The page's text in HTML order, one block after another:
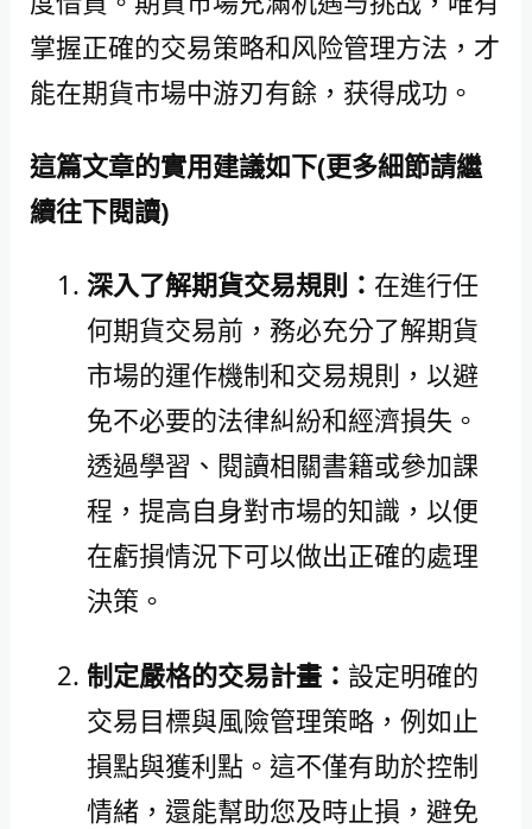
掌握正確的交易策略和风险管理方法，才
能在期貨市場中游刃有餘，获得成功。
這篇文章的實用建議如下(更多細節請繼
續往下閱讀)
深入了解期貨交易規則： 在進行任
何期貨交易前，務必充分了解期貨
市場的運作機制和交易規則，以避
免不必要的法律糾紛和經濟損失。
透過學習、閱讀相關書籍或參加課
程，提高自身對市場的知識，以便
在虧損情況下可以做出正確的處理
決策。
制定嚴格的交易計畫： 設定明確的
交易目標與風險管理策略，例如止
損點與獲利點。這不僅有助於控制
情緒，還能幫助您及時止損，避免